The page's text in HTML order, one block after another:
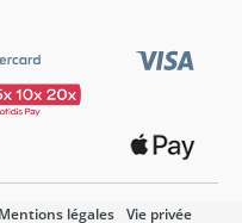
Mentions légales Vie privée